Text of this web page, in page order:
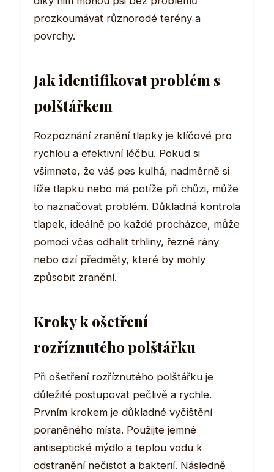
prozkoumávat různorodé terény a
povrchy.
Jak identifikovat problém s
polštářkem
Rozpoznání zranění tlapky je klíčové pro
rychlou a efektivní léčbu. Pokud si
všimnete, že váš pes kulhá, nadměrně si
líže tlapku nebo má potíže při chůzi, může
to naznačovat problém. Důkladná kontrola
tlapek, ideálně po každé procházce, může
pomoci včas odhalit trhliny, řezné rány
nebo cizí předměty, které by mohly
způsobit zranění.
Kroky k ošetření
rozříznutého polštářku
Při ošetření rozříznutého polštářku je
důležité postupovat pečlivě a rychle.
Prvním krokem je důkladné vyčištění
poraněného místa. Použijte jemné
antiseptické mýdlo a teplou vodu k
odstranění nečistot a bakterií. Následně